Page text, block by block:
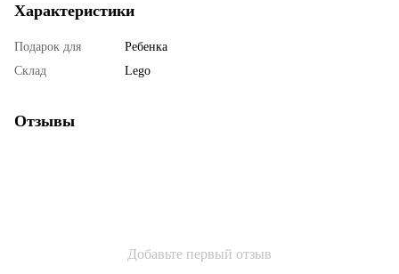
Характеристики
Подарок для
Ребенка
Склад
Lego
Отзывы
Добавьте первый отзыв